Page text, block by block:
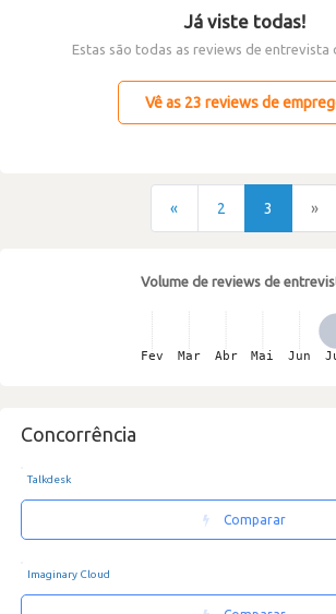
Já viste todas!
Estas são todas as reviews de entrevista
Vê as 23 reviews de
« 2 3 »
Volume de reviews de
Concorrência
Talkdesk
Comparar
Imaginary Cloud